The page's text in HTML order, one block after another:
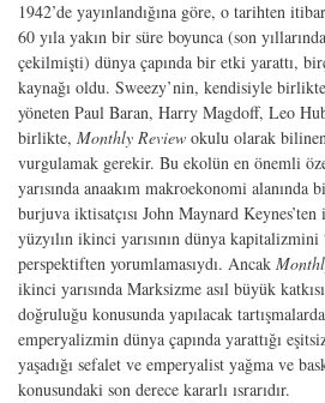
1942’de yayınlandığına göre, o tarihten
60 yıla yakın bir süre boyunca (son
çekilmişti) dünya çapında bir etki yarattı,
kaynağı oldu. Sweezy’nin, kendisiyle birlikte
yöneten Paul Baran, Harry Magdoff, Leo
birlikte, Monthly Re­view okulu olarak
vurgulamak gerekir. Bu eko­lün en önemli
yarısında anaakım makroekonomi alanında
burjuva iktisatçısı John Maynard
yüzyılın ikinci yarısının dünya
perspektiften yorumlamasıydı. Ancak
ikinci yarısında Marksizme asıl büyük
doğruluğu konusunda yapılacak
emperyalizmin dünya çapında yarattığı
yaşadığı sefalet ve emperyalist yağma ve
konusundaki son derece kararlı ısrarıdır.